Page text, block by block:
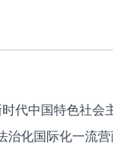
中国特色社会主
治化国际化一流